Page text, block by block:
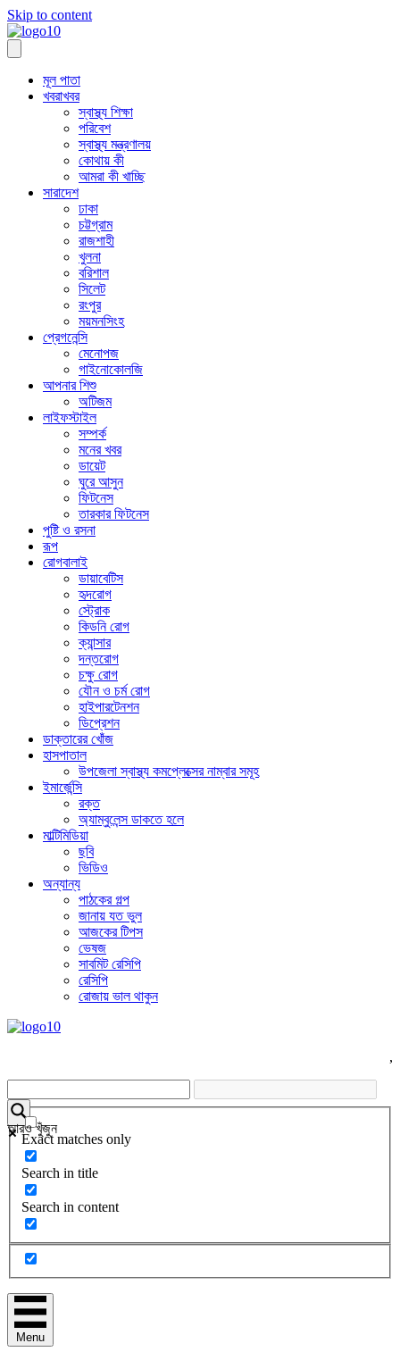
Skip to content
মূল পাতা
খবরাখবর
স্বাস্থ্য শিক্ষা
পরিবেশ
স্বাস্থ্য মন্ত্রণালয়
কোথায় কী
আমরা কী খাচ্ছি
সারাদেশ
ঢাকা
চট্টগ্রাম
রাজশাহী
খুলনা
বরিশাল
সিলেট
রংপুর
ময়মনসিংহ
প্রেগনেন্সি
মেনোপজ
গাইনোকোলজি
আপনার শিশু
অটিজম
লাইফস্টাইল
সম্পর্ক
মনের খবর
ডায়েট
ঘুরে আসুন
ফিটনেস
তারকার ফিটনেস
পুষ্টি ও রসনা
রূপ
রোগবালাই
ডায়াবেটিস
হৃদরোগ
স্ট্রোক
কিডনি রোগ
ক্যান্সার
দন্তরোগ
চক্ষু রোগ
যৌন ও চর্ম রোগ
হাইপারটেনশন
ডিপ্রেশন
ডাক্তারের খোঁজ
হাসপাতাল
উপজেলা স্বাস্থ্য কমপ্লেক্সের নাম্বার সমূহ
ইমার্জেন্সি
রক্ত
অ্যাম্বুলেন্স ডাকতে হলে
মাল্টিমিডিয়া
ছবি
ভিডিও
অন্যান্য
পাঠকের গল্প
জানায় যত ভুল
আজকের টিপস
ভেষজ
সাবমিট রেসিপি
রেসিপি
রোজায় ভাল থাকুন
,
আরও খুঁজুন
Exact matches only
Search in title
Search in content
Menu